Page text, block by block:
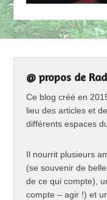
@ propos de
Ce blog créé en
lieu des articles et
différents espaces
Il nourrit plusieurs
(se souvenir de
de ce qui compte),
compte – agir !) et